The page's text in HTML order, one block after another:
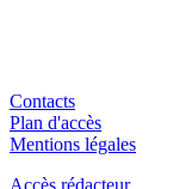
Contacts
Plan d'accès
Mentions légales